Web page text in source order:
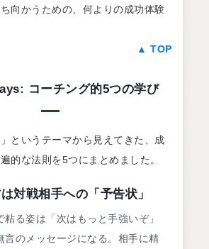
向かうための、何よりの成功体験
▲ TOP
コーチング的5つの学び
というテーマから見えてきた、成
的な法則を5つにまとめました。
対戦相手への「予告状」
粘る姿は「次はもっと手強いぞ」
言のメッセージになる。相手に精